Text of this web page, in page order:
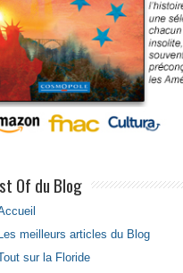
Of du Blog
meilleurs articles du Blog
sur la Floride